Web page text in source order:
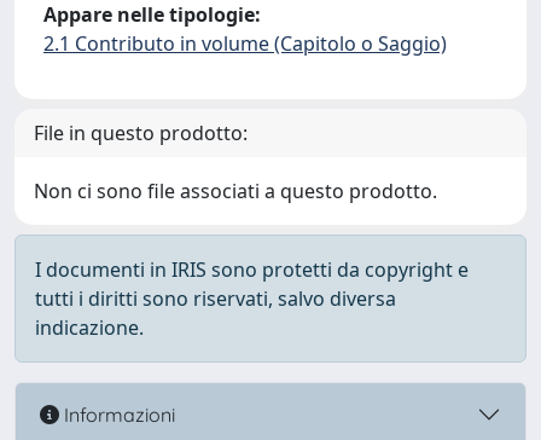
Appare nelle tipologie:
2.1 Contributo in volume (Capitolo o Saggio)
File in questo prodotto:
Non ci sono file associati a questo prodotto.
I documenti in IRIS sono protetti da copyright e
tutti i diritti sono riservati, salvo diversa
indicazione.
Informazioni